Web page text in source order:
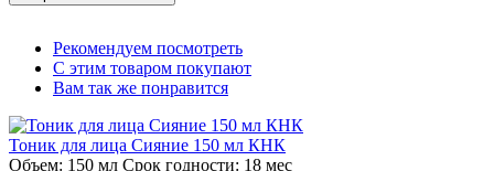
Рекомендуем посмотреть
С этим товаром покупают
Вам так же понравится
Тоник для лица Сияние 150 мл КНК
Объем: 150 мл Срок годности: 18 мес